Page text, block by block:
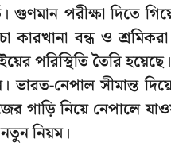
গুণমান পরীক্ষা দিতে
বন্ধ ও
পরিস্থিতি তৈরি
নেপাল সীমান্ত
নিয়ে নেপালে
নিয়ম।